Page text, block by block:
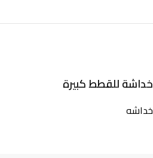
خداشة للقطط كبيرة
خداشه